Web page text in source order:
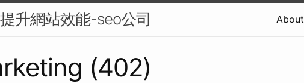
升網站效能-seo公司 About
(402)